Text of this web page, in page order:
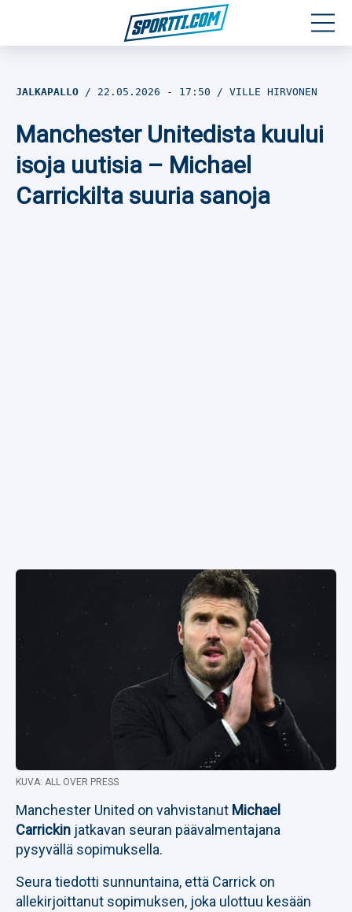
Jalkapallo
Yleisurheilu
JALKAPALLO 22.05.2026 - 17:50 VILLE HIRVONEN
Manchester Unitedista kuului
isoja uutisia – Michael
Carrickilta suuria sanoja
KUVA: ALL OVER PRESS
Manchester United on vahvistanut Michael
Carrickin jatkavan seuran päävalmentajana
pysyvällä sopimuksella.
Seura tiedotti sunnuntaina, että Carrick on
allekirjoittanut sopimuksen, joka ulottuu kesään